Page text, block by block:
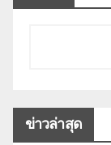
ข่าวล่าสุด